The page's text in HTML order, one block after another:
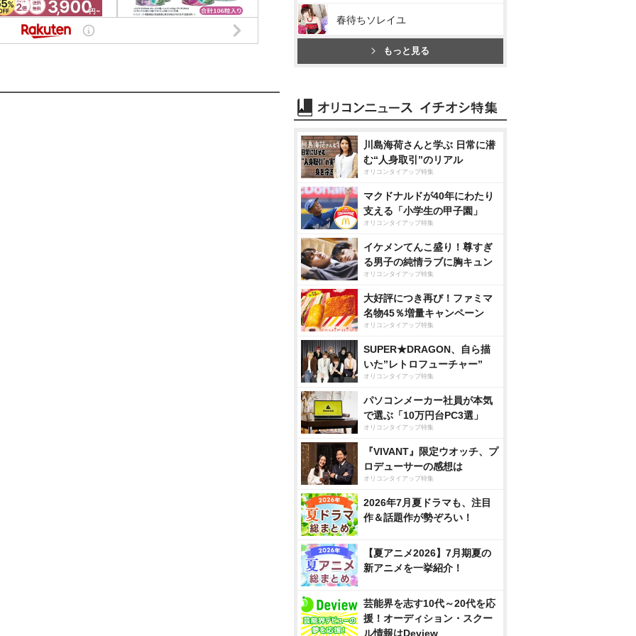
春待ちソレイユ
もっと見る
川島海荷さんと学ぶ 日常に潜
む“人身取引”のリアル
オリコンタイアップ特集
マクドナルドが40年にわたり
支える「小学生の甲子園」
オリコンタイアップ特集
イケメンてんこ盛り！尊すぎ
る男子の純情ラブに胸キュン
オリコンタイアップ特集
大好評につき再び！ファミマ
名物45％増量キャンペーン
オリコンタイアップ特集
SUPER★DRAGON、自ら描
いた”レトロフューチャー”
オリコンタイアップ特集
パソコンメーカー社員が本気
で選ぶ「10万円台PC3選」
オリコンタイアップ特集
『VIVANT』限定ウオッチ、プ
ロデューサーの感想は
オリコンタイアップ特集
2026年7月夏ドラマも、注目
作＆話題作が勢ぞろい！
【夏アニメ2026】7月期夏の
新アニメを一挙紹介！
芸能界を志す10代～20代を応
援！オーディション・スクー
ル情報はDeview